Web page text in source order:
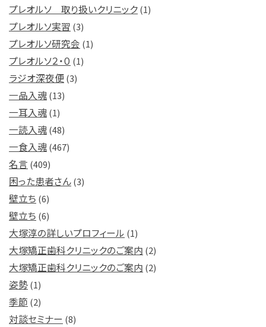
プレオルソ 取り扱いクリニック(1)
プレオルソ実習 (3)
プレオルソ研究会 (1)
プレオルソ２・０ (1)
ラジオ深夜便(3)
一品入魂(13)
一耳入魂(1)
一読入魂(48)
一食入魂(467)
名言 (409)
困った患者さん(3)
壁立ち (6)
壁立ち (6)
大塚淳の詳しいプロフィール (1)
大塚矯正歯科クリニックのご案内 (2)
大塚矯正歯科クリニックのご案内 (2)
姿勢(1)
季節 (2)
対談セミナー (8)